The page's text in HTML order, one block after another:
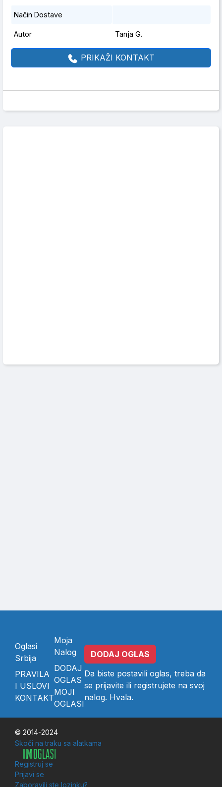
Način Dostave
Autor Tanja G.
PRIKAŽI KONTAKT
Oglasi
Srbija
PRAVILA
I USLOVI
KONTAKT
Moja
Nalog
DODAJ
OGLAS
MOJI
OGLASI
DODAJ OGLAS
Da biste postavili oglas, treba da
se prijavite ili registrujete na svoj
nalog. Hvala.
© 2014-2024
Skoči na traku sa alatkama
Registruj se
Prijavi se
Zaboravili ste lozinku?